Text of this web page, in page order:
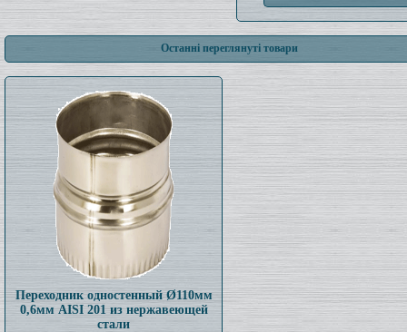
Останні переглянуті товари
Переходник одностенный Ø110мм
0,6мм AISI 201 из нержавеющей
стали